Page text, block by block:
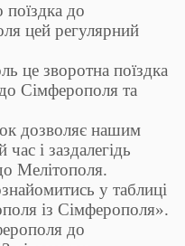
до
цей регулярний
це зворотна поїздка
Сімферополя та
дозволяє нашим
і заздалегідь
Мелітополя.
у таблиці
із Сімферополя».
до